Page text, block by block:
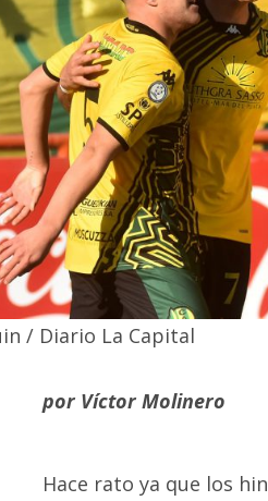
/ Diario La Capital
por Víctor Molinero
Hace rato ya que los